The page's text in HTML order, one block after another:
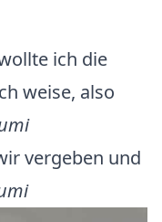
ich die
weise, also
vergeben und